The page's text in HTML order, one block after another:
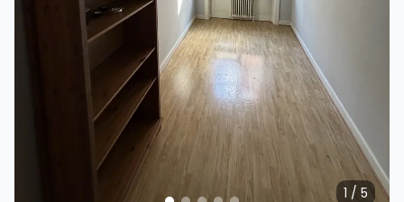
1 / 5